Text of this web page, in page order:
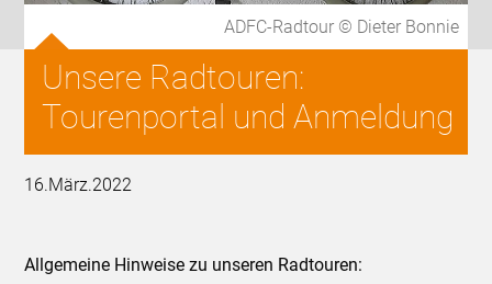
ADFC-Radtour © Dieter Bonnie
Unsere Radtouren:
Tourenportal und Anmeldung
16.März.2022
Allgemeine Hinweise zu unseren Radtouren: